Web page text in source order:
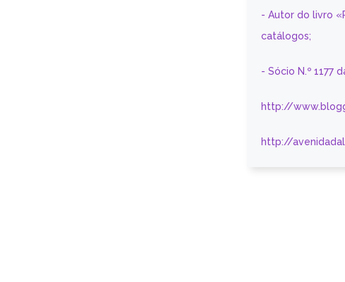
- Autor do livro
catálogos;
- Sócio N.º 1177
http://
http://